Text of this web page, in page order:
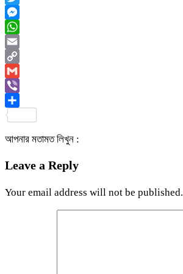
Twitter
Messenger
WhatsApp
Email
Copy
Link
Gmail
Viber
আপনার মতামত লিখুন :
Leave a Reply
Your email address will not be published.